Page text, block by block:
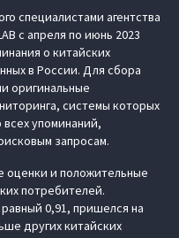
специалистами агентства
с апреля по июнь 2023
о китайских
в России. Для сбора
оригинальные
системы которых
упоминаний,
запросам.
оценки и положительные
потребителей.
0,91, пришелся на
других китайских